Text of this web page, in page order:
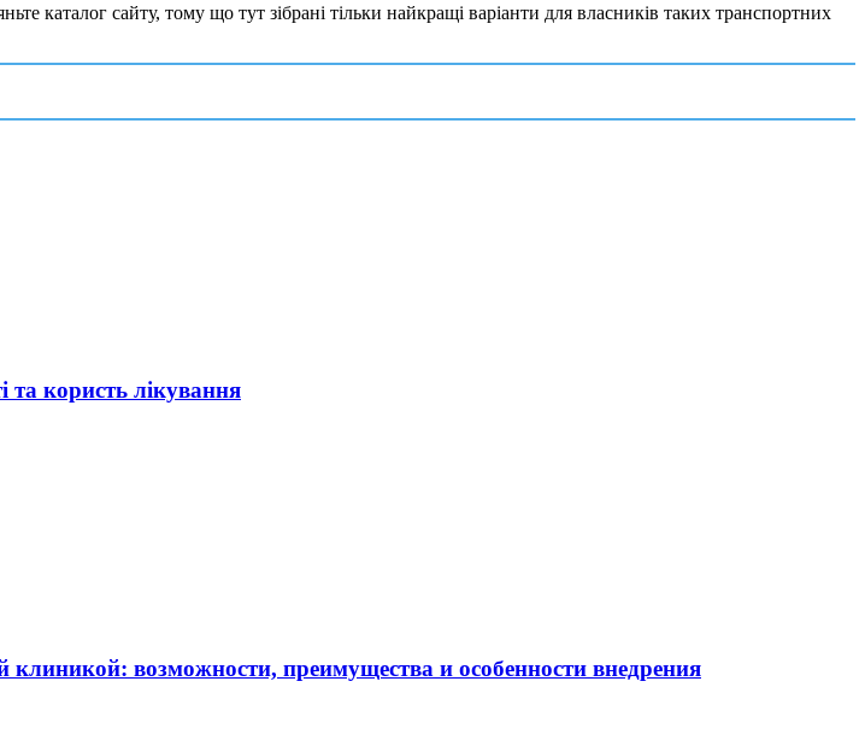
каталог сайту, тому що тут зібрані тільки найкращі варіанти для власників таких транспортних
та користь лікування
возможности, преимущества и особенности внедрения